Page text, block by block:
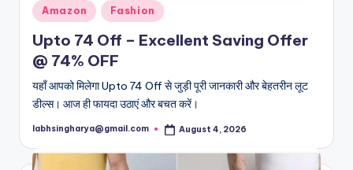
Posted
in
Amazon Fashion
Upto 74 Off – Excellent Saving Offer
@ 74% OFF
यहाँ आपको मिलेगा Upto 74 Off से जुड़ी पूरी जानकारी और बेहतरीन लूट
डील्स। आज ही फायदा उठाएं और बचत करें।
Posted
labhsingharya@gmail.com August 4, 2026